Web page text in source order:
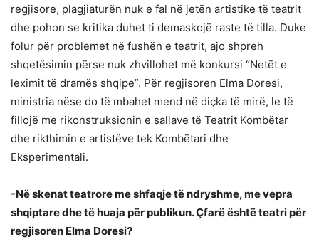
regjisore, plagjiaturën nuk e fal në jetën artistike të teatrit
dhe pohon se kritika duhet ti demaskojë raste të tilla. Duke
folur për problemet në fushën e teatrit, ajo shpreh
shqetësimin përse nuk zhvillohet më konkursi “Netët e
leximit të dramës shqipe”. Për regjisoren Elma Doresi,
ministria nëse do të mbahet mend në diçka të mirë, le të
fillojë me rikonstruksionin e sallave të Teatrit Kombëtar
dhe rikthimin e artistëve tek Kombëtari dhe
Eksperimentali.
-Në skenat teatrore me shfaqje të ndryshme, me vepra
shqiptare dhe të huaja për publikun. Çfarë është teatri për
regjisoren Elma Doresi?